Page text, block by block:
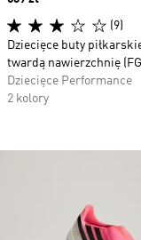
(9)
Dziecięce buty
twardą nawierzchnię
Dziecięce Performance
2 kolory